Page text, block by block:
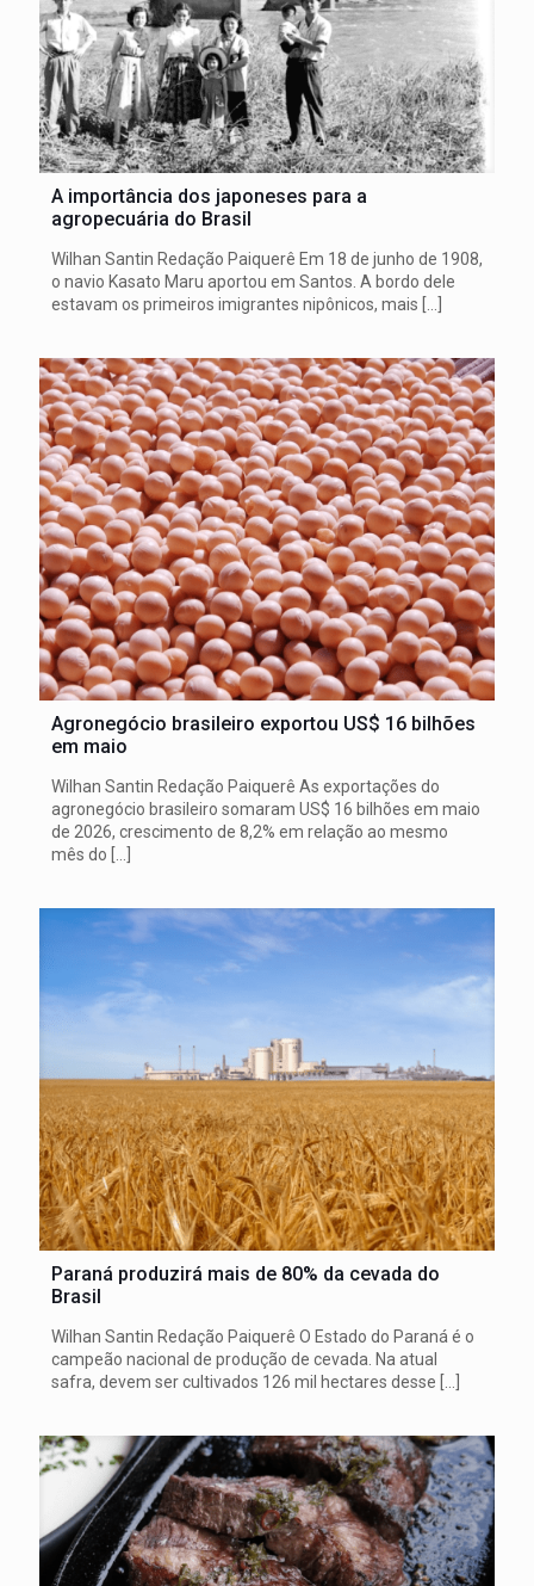
A importância dos japoneses para a
agropecuária do Brasil
Wilhan Santin Redação Paiquerê Em 18 de junho de 1908,
o navio Kasato Maru aportou em Santos. A bordo dele
estavam os primeiros imigrantes nipônicos, mais
Agronegócio brasileiro exportou US$ 16 bilhões
em maio
Wilhan Santin Redação Paiquerê As exportações do
agronegócio brasileiro somaram US$ 16 bilhões em maio
de 2026, crescimento de 8,2% em relação ao mesmo
mês do […]
Paraná produzirá mais de 80% da cevada do
Brasil
Wilhan Santin Redação Paiquerê O Estado do Paraná é o
campeão nacional de produção de cevada. Na atual
safra, devem ser cultivados 126 mil hectares desse